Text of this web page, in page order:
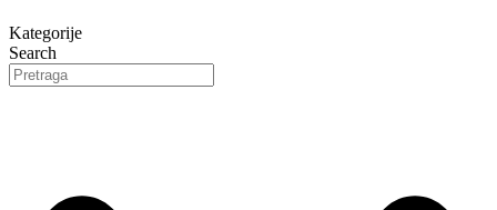
Kategorije
Search